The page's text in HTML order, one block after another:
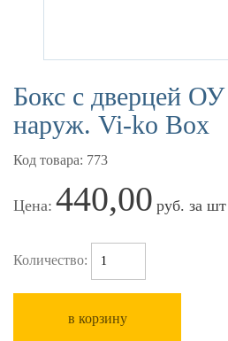
Бокс с дверцей ОУ
наруж. Vi-ko Box
Код товара: 773
Цена: 440,00 руб. за шт
Количество:
в корзину